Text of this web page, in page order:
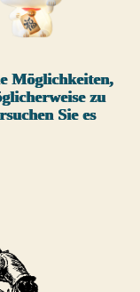
Möglichkeiten,
zu
Sie es